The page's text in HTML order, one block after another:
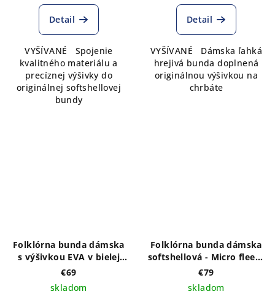
Detail
VYŠÍVANÉ Spojenie
kvalitného materiálu a
precíznej výšivky do
originálnej softshellovej
bundy
Detail
VYŠÍVANÉ Dámska ľahká
hrejivá bunda doplnená
originálnou výšivkou na
chrbáte
Folklórna bunda dámska
s výšivkou EVA v bielej
farbe - výber farby bundy
€69
skladom
Folklórna bunda dámska
softshellová - Micro fleece
s VÝŠIVKOU vzoru IKA
MODRÁ vpredu a vzadu
€79
skladom